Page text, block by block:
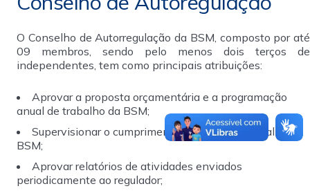
O Conselho de Autorregulação da BSM, composto por até
09 membros, sendo pelo menos dois terços de
independentes, tem como principais atribuições:
Aprovar a proposta orçamentária e a programação
anual de trabalho da BSM;
Supervisionar o cumprimento do plano de trabalho da
BSM;
Aprovar relatórios de atividades enviados
periodicamente ao regulador;